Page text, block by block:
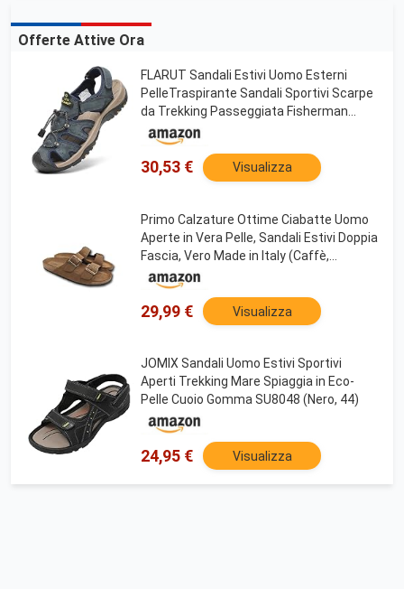
Offerte Attive Ora
FLARUT Sandali Estivi Uomo Esterni
PelleTraspirante Sandali Sportivi Scarpe
da Trekking Passeggiata Fisherman
Casual Sneakers Antiscivolo(Blu,44)
30,53 € Visualizza
Primo Calzature Ottime Ciabatte Uomo
Aperte in Vera Pelle, Sandali Estivi Doppia
Fascia, Vero Made in Italy (Caffè,
Sistema Taglie Calzature EU, Adulto,
Uomo, Numero, Media, 42)
29,99 € Visualizza
JOMIX Sandali Uomo Estivi Sportivi
Aperti Trekking Mare Spiaggia in Eco-
Pelle Cuoio Gomma SU8048 (Nero, 44)
24,95 € Visualizza